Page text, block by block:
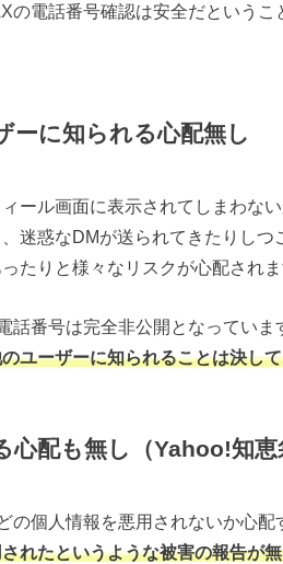
の電話番号確認は安全だという
ーに知られる心配無し
ール画面に表示されてしまわな
迷惑なDMが送られてきたりしつ
たりと様々なリスクが心配されま
話番号は完全非公開となってい
ユーザーに知られることは決し
心配も無し（Yahoo!知恵
の個人情報を悪用されないか心配
れたというような被害の報告が